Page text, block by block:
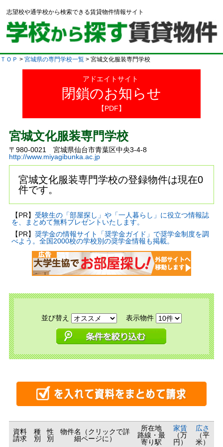
志望校や通学校から検索できる賃貸物件情報サイト
ＴＯＰ > 宮城県の専門学校一覧 > 宮城文化服装専門学校
アドエイトサイト
閉鎖のお知らせ
【PDF】
宮城文化服装専門学校
〒980-0021 宮城県仙台市青葉区中央3-4-8
http://www.miyagibunka.ac.jp
宮城文化服装専門学校の登録物件は現在0
件です。
【PR】 受験生の「部屋探し」や「一人暮らし」に役立つ情報誌
を、まとめて無料プレゼントいたします。
【PR】 奨学金の情報サイト「奨学金ガイド」で奨学金制度を調
べよう。全国2000校の学校別の奨学金情報も掲載。
並び替え 表示物件
資料
請求
種
別
性
別
物件名（クリックで詳
細ページに）
所在地
路線・最
寄り駅
家賃
（万
円）
広さ
（平
米）